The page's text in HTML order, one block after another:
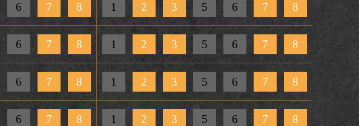
6 7 8 1 2 3 5 6 7 8
6 7 8 1 2 3 5 6 7 8
6 7 8 1 2 3 5 6 7 8
6 7 8 1 2 3 5 6 7 8